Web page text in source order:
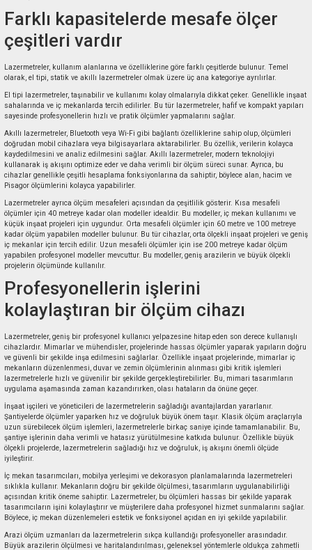
Farklı kapasitelerde mesafe ölçer
çeşitleri vardır
Lazermetreler, kullanım alanlarına ve özelliklerine göre farklı çeşitlerde bulunur. Temel
olarak, el tipi, statik ve akıllı lazermetreler olmak üzere üç ana kategoriye ayrılırlar.
El tipi lazermetreler, taşınabilir ve kullanımı kolay olmalarıyla dikkat çeker. Genellikle inşaat
sahalarında ve iç mekanlarda tercih edilirler. Bu tür lazermetreler, hafif ve kompakt yapıları
sayesinde profesyonellerin hızlı ve pratik ölçümler yapmalarını sağlar.
Akıllı lazermetreler, Bluetooth veya Wi-Fi gibi bağlantı özelliklerine sahip olup, ölçümleri
doğrudan mobil cihazlara veya bilgisayarlara aktarabilirler. Bu özellik, verilerin kolayca
kaydedilmesini ve analiz edilmesini sağlar. Akıllı lazermetreler, modern teknolojiyi
kullanarak iş akışını optimize eder ve daha verimli bir ölçüm süreci sunar. Ayrıca, bu
cihazlar genellikle çeşitli hesaplama fonksiyonlarına da sahiptir, böylece alan, hacim ve
Pisagor ölçümlerini kolayca yapabilirler.
Lazermetreler ayrıca ölçüm mesafeleri açısından da çeşitlilik gösterir. Kısa mesafeli
ölçümler için 40 metreye kadar olan modeller idealdir. Bu modeller, iç mekan kullanımı ve
küçük inşaat projeleri için uygundur. Orta mesafeli ölçümler için 60 metre ve 100 metreye
kadar ölçüm yapabilen modeller bulunur. Bu tür cihazlar, orta ölçekli inşaat projeleri ve geniş
iç mekanlar için tercih edilir. Uzun mesafeli ölçümler için ise 200 metreye kadar ölçüm
yapabilen profesyonel modeller mevcuttur. Bu modeller, geniş arazilerin ve büyük ölçekli
projelerin ölçümünde kullanılır.
Profesyonellerin işlerini
kolaylaştıran bir ölçüm cihazı
Lazermetreler, geniş bir profesyonel kullanıcı yelpazesine hitap eden son derece kullanışlı
cihazlardır. Mimarlar ve mühendisler, projelerinde hassas ölçümler yaparak yapıların doğru
ve güvenli bir şekilde inşa edilmesini sağlarlar. Özellikle inşaat projelerinde, mimarlar iç
mekanların düzenlenmesi, duvar ve zemin ölçümlerinin alınması gibi kritik işlemleri
lazermetrelerle hızlı ve güvenilir bir şekilde gerçekleştirebilirler. Bu, mimari tasarımların
uygulama aşamasında zaman kazandırırken, olası hataların da önüne geçer.
İnşaat işçileri ve yöneticileri de lazermetrelerin sağladığı avantajlardan yararlanır.
Şantiyelerde ölçümler yaparken hız ve doğruluk büyük önem taşır. Klasik ölçüm araçlarıyla
uzun sürebilecek ölçüm işlemleri, lazermetrelerle birkaç saniye içinde tamamlanabilir. Bu,
şantiye işlerinin daha verimli ve hatasız yürütülmesine katkıda bulunur. Özellikle büyük
ölçekli projelerde, lazermetrelerin sağladığı hız ve doğruluk, iş akışını önemli ölçüde
iyileştirir.
İç mekan tasarımcıları, mobilya yerleşimi ve dekorasyon planlamalarında lazermetreleri
sıklıkla kullanır. Mekanların doğru bir şekilde ölçülmesi, tasarımların uygulanabilirliği
açısından kritik öneme sahiptir. Lazermetreler, bu ölçümleri hassas bir şekilde yaparak
tasarımcıların işini kolaylaştırır ve müşterilere daha profesyonel hizmet sunmalarını sağlar.
Böylece, iç mekan düzenlemeleri estetik ve fonksiyonel açıdan en iyi şekilde yapılabilir.
Arazi ölçüm uzmanları da lazermetrelerin sıkça kullandığı profesyoneller arasındadır.
Büyük arazilerin ölçülmesi ve haritalandırılması, geleneksel yöntemlerle oldukça zahmetli